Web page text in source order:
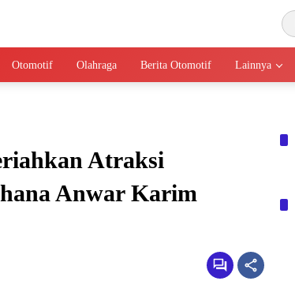
Otomotif Olahraga Berita Otomotif Lainnya
Atraksi
Anwar Karim